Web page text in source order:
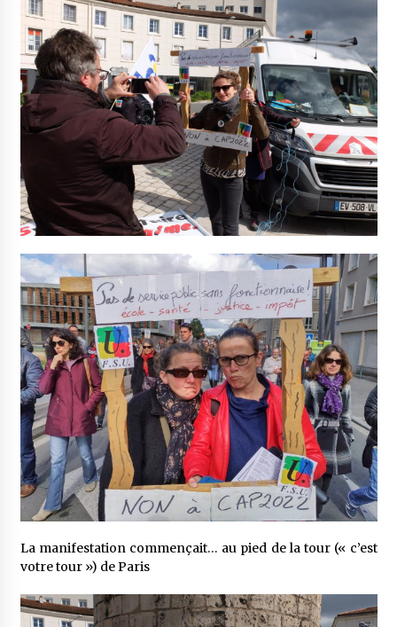
La manifestation commençait… au pied de la tour (« c’est
votre tour ») de Paris